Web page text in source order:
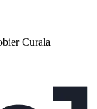
Curala